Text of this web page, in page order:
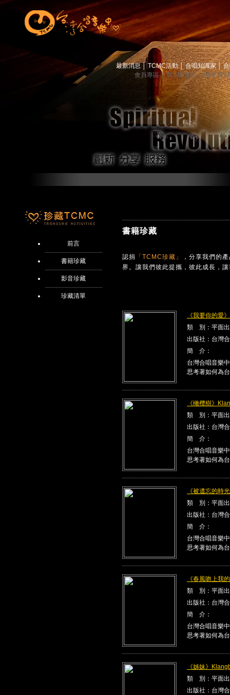
最新消息 TCMC活動│ 合唱知識家│
會員專區│ TCMC會訊│ 關於
前言
書籍珍藏
影音珍藏
珍藏清單
書籍珍藏
認捐 「TCMC珍藏」
，分享我們的
界。讓我們彼此提攜，彼此成長，
《我要你的愛
類 別：平面
出版社：台灣
簡 介：
台灣合唱音樂
思考著如何為
《橄欖樹》
類 別：平面
出版社：台灣
簡 介：
台灣合唱音樂
思考著如何為
《被遺忘的時
類 別：平面
出版社：台灣
簡 介：
台灣合唱音樂
思考著如何為
《春風吻上我
類 別：平面
出版社：台灣
簡 介：
台灣合唱音樂
思考著如何為
《姊妹》
類 別：平面
出版社：台灣